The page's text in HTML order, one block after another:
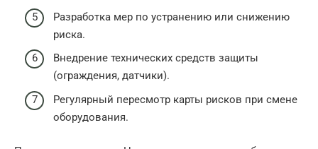
Разработка мер по устранению или снижению
риска.
Внедрение технических средств защиты
(ограждения, датчики).
Регулярный пересмотр карты рисков при смене
оборудования.